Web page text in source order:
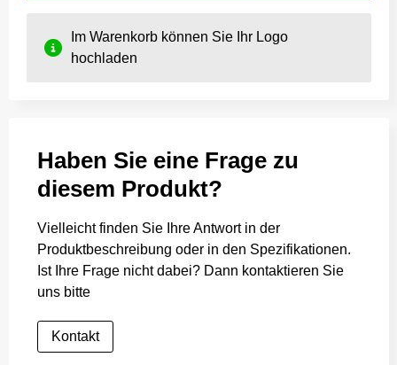
Im Warenkorb können Sie Ihr Logo
hochladen
Haben Sie eine Frage zu
diesem Produkt?
Vielleicht finden Sie Ihre Antwort in der
Produktbeschreibung oder in den Spezifikationen.
Ist Ihre Frage nicht dabei? Dann kontaktieren Sie
uns bitte
Kontakt